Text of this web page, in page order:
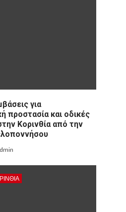
για
προστασία και οδικές
Κορινθία από την